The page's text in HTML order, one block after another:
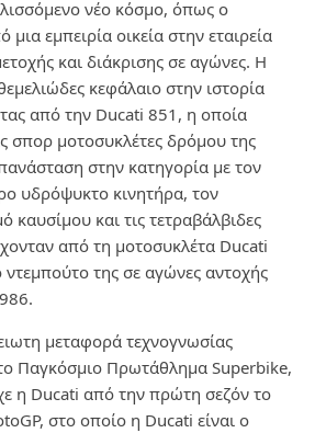
νέο κόσμο, όπως ο
μια εμπειρία οικεία στην εταιρεία
και διάκρισης σε αγώνες. Η
κεφάλαιο στην ιστορία
από την Ducati 851, η οποία
σπορ μοτοσυκλέτες δρόμου της
στην κατηγορία με τον
υδρόψυκτο κινητήρα, τον
καυσίμου και τις τετραβάλβιδες
από τη μοτοσυκλέτα Ducati
της σε αγώνες αντοχής
μεταφορά τεχνογνωσίας
Παγκόσμιο Πρωτάθλημα Superbike,
η Ducati από την πρώτη σεζόν το
στο οποίο η Ducati είναι ο